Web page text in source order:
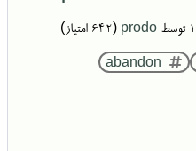
توسط prodo
(
642 امتیاز)
abandon